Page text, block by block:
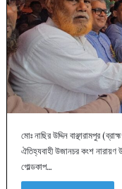
মোঃ নাছির উদ্দিন বাঞ্ছারামপুর
ঐতিহ্যবাহী উজানচর কংশ নারায়ণ
গোল্ডকাপ…